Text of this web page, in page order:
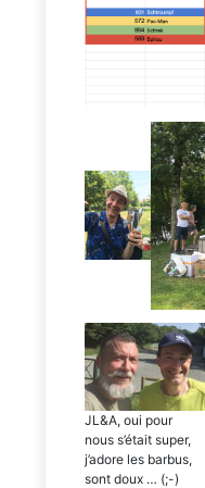
JL&A, oui pour
nous s’était super,
j’adore les barbus,
sont doux … (;-)